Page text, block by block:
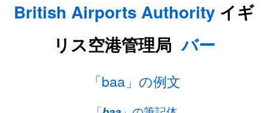
British Airports Authority イギ
リス空港管理局バー
「baa」の例文